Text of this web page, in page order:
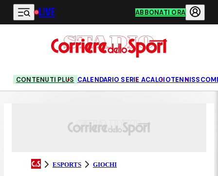
Vai al contenuto principale
LIVE ABBONATI ORA
CONTENUTI PLUS CALENDARIO SERIE ACALCIOTENNIS
ESPORTS GIOCHI